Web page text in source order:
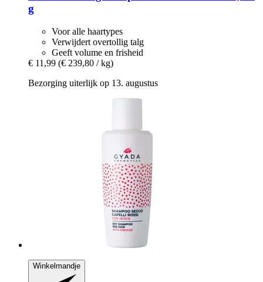
g
Voor alle haartypes
Verwijdert overtollig talg
Geeft volume en frisheid
€ 11,99 (€ 239,80 / kg)
Bezorging uiterlijk op 13. augustus
Winkelmandje